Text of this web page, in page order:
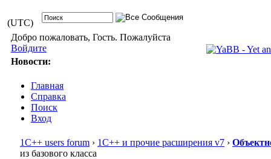
(UTC)
Добро пожаловать, Гость. Пожалуйста
Войдите
Новости:
Главная
Справка
Поиск
Вход
1С++ users forum › 1С++ и прочие расширения v7 ›
из базового класса